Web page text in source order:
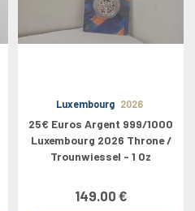
Luxembourg 2026
25€ Euros Argent 999/1000
Luxembourg 2026 Throne /
Trounwiessel - 1 Oz
149.00 €